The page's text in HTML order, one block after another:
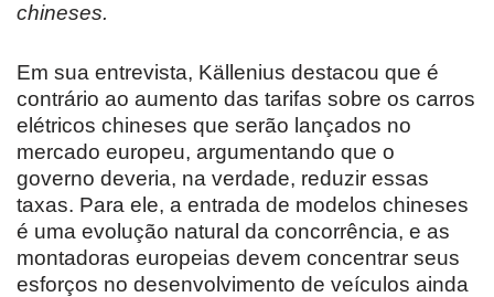
chineses.
Em sua entrevista, Källenius destacou que é
contrário ao aumento das tarifas sobre os carros
elétricos chineses que serão lançados no
mercado europeu, argumentando que o
governo deveria, na verdade, reduzir essas
taxas. Para ele, a entrada de modelos chineses
é uma evolução natural da concorrência, e as
montadoras europeias devem concentrar seus
esforços no desenvolvimento de veículos ainda